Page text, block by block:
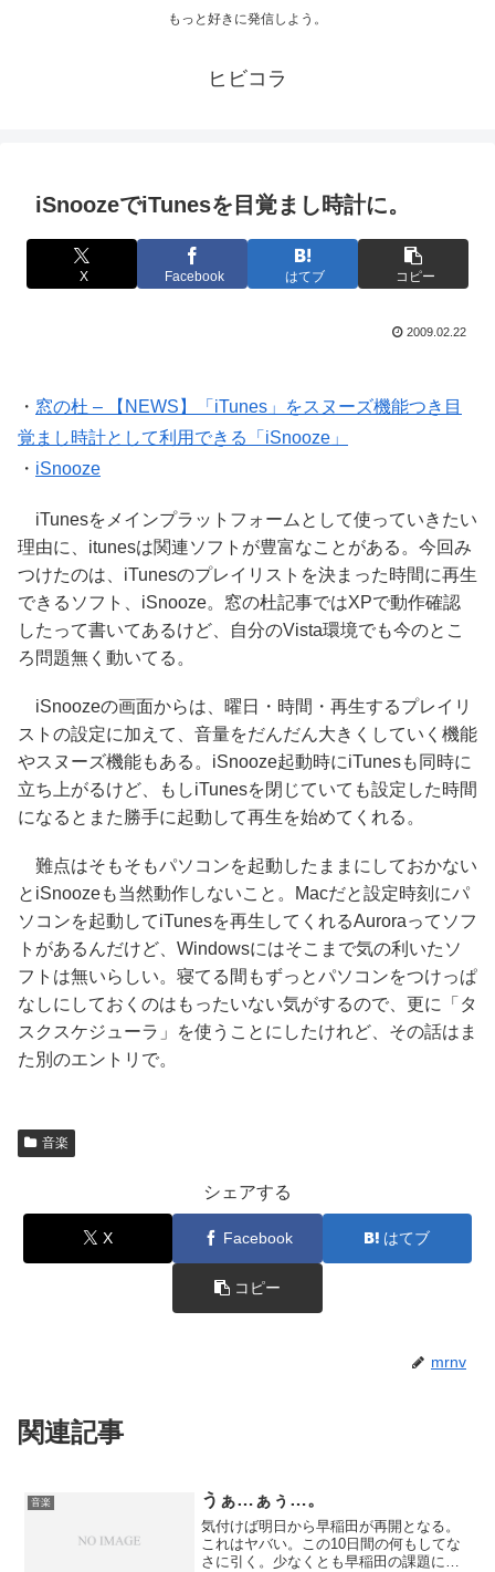
もっと好きに発信しよう。
ヒビコラ
iSnoozeでiTunesを目覚まし時計に。
X Facebook はてブ コピー
2009.02.22
・ 窓の杜 – 【NEWS】「iTunes」をスヌーズ機能つき目
覚まし時計として利用できる「iSnooze」
・ iSnooze
iTunesをメインプラットフォームとして使っていきたい
理由に、itunesは関連ソフトが豊富なことがある。今回み
つけたのは、iTunesのプレイリストを決まった時間に再生
できるソフト、iSnooze。窓の杜記事ではXPで動作確認
したって書いてあるけど、自分のVista環境でも今のとこ
ろ問題無く動いてる。
iSnoozeの画面からは、曜日・時間・再生するプレイリ
ストの設定に加えて、音量をだんだん大きくしていく機能
やスヌーズ機能もある。iSnooze起動時にiTunesも同時に
立ち上がるけど、もしiTunesを閉じていても設定した時間
になるとまた勝手に起動して再生を始めてくれる。
難点はそもそもパソコンを起動したままにしておかない
とiSnoozeも当然動作しないこと。Macだと設定時刻にパ
ソコンを起動してiTunesを再生してくれるAuroraってソフ
トがあるんだけど、Windowsにはそこまで気の利いたソ
フトは無いらしい。寝てる間もずっとパソコンをつけっぱ
なしにしておくのはもったいない気がするので、更に「タ
スクスケジューラ」を使うことにしたけれど、その話はま
た別のエントリで。
音楽
シェアする
X Facebook はてブ
コピー
mrnv
関連記事
音楽 うぁ…ぁぅ…。
気付けば明日から早稲田が再開となる。
これはヤバい。この10日間の何もしてな
さに引く。少なくとも早稲田の課題に関